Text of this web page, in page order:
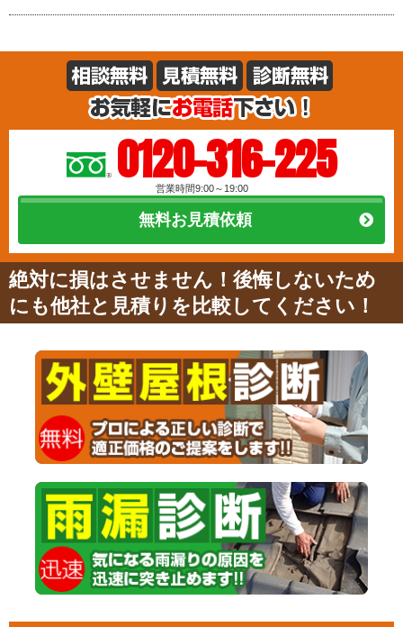
0120-316-225
営業時間9:00～19:00
無料お見積依頼
絶対に損はさせません！後悔しないため
にも他社と見積りを比較してください！